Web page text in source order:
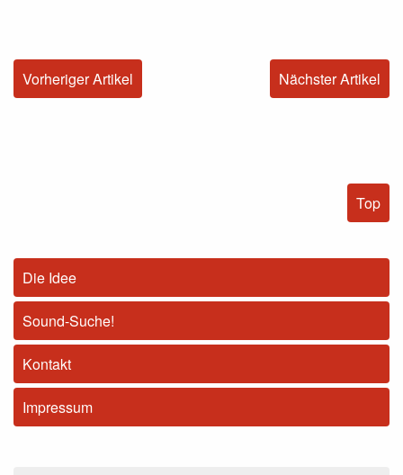
Nächster Artikel
Vorheriger Artikel
Top
Die Idee
Sound-Suche!
Kontakt
Impressum